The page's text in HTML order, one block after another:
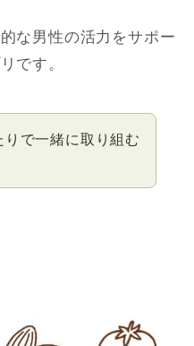
な男性の活力をサポー
です。
で一緒に取り組む